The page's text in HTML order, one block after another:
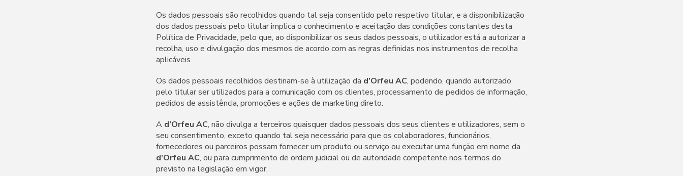
Os dados pessoais são recolhidos quando tal seja consentido pelo respetivo titular, e a disponibilização
dos dados pessoais pelo titular implica o conhecimento e aceitação das condições constantes desta
Política de Privacidade, pelo que, ao disponibilizar os seus dados pessoais, o utilizador está a autorizar a
recolha, uso e divulgação dos mesmos de acordo com as regras definidas nos instrumentos de recolha
aplicáveis.
Os dados pessoais recolhidos destinam-se à utilização da d’Orfeu AC, podendo, quando autorizado
pelo titular ser utilizados para a comunicação com os clientes, processamento de pedidos de informação,
pedidos de assistência, promoções e ações de marketing direto.
A d’Orfeu AC, não divulga a terceiros quaisquer dados pessoais dos seus clientes e utilizadores, sem o
seu consentimento, exceto quando tal seja necessário para que os colaboradores, funcionários,
fornecedores ou parceiros possam fornecer um produto ou serviço ou executar uma função em nome da
d’Orfeu AC, ou para cumprimento de ordem judicial ou de autoridade competente nos termos do
previsto na legislação em vigor.